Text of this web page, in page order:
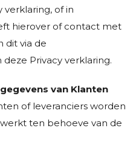
verklaring, of in
hierover of contact met
dit via de
Privacy verklaring.
van Klanten
of leveranciers worden
ten behoeve van de